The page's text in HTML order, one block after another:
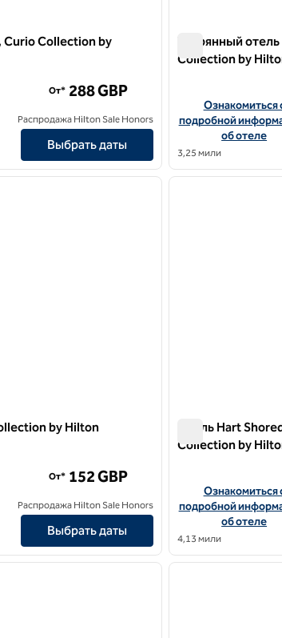
Curio Collection by
The Trafalgar St. James London, Curio Collection by
От* 288 GBP
Распродажа Hilton Sale Honors
Выбрать даты
Утерянный
Collection by
Посмотреть
Ознакомиться
подробной
об отеле
3,25 мили
1/11
следующее изображение
by Hilton
The Derby London City, Curio Collection by Hilton
От* 152 GBP
Распродажа Hilton Sale Honors
Выбрать даты
1 из 12
Отель Hart
Collection by
Посмотреть
Ознакомиться
подробной
об отеле
4,13 мили
1/12
следующее изображение
1 из 12